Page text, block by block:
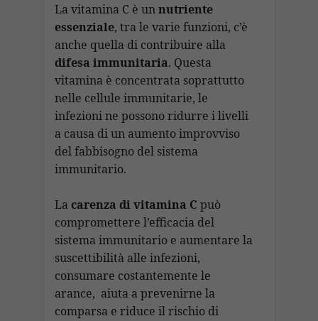
La vitamina C è unnutriente
essenziale, tra le varie funzioni, c’è
anche quella di contribuire alla
difesa immunitaria. Questa
vitamina è concentrata soprattutto
nelle cellule immunitarie, le
infezioni ne possono ridurre i livelli
a causa di un aumento improvviso
del fabbisogno del sistema
immunitario.
La carenza di vitamina C può
compromettere l’efficacia del
sistema immunitario e aumentare la
suscettibilità alle infezioni,
consumare costantemente le
arance, aiuta a prevenirne la
comparsa e riduce il rischio di